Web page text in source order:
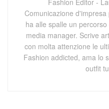
Fashion Editor -
Comunicazione
ha alle spalle un
media manager. Scrive
con molta attenzione le
Fashion addicted, ama lo
outfit